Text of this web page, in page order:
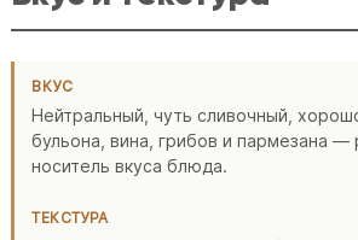
ВКУС
Нейтральный, чуть сливочный,
бульона, вина, грибов и пармезана —
носитель вкуса блюда.
ТЕКСТУРА